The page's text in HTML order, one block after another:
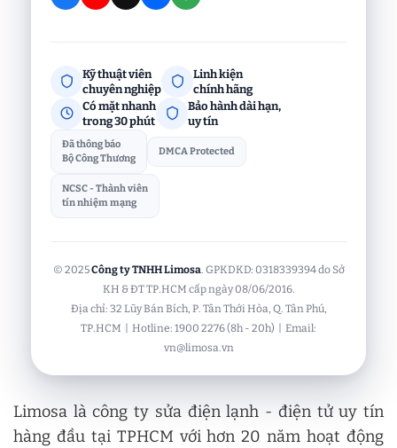
Kỹ thuật viên
chuyên nghiệp
Linh kiện
chính hãng
Có mặt nhanh
trong 30 phút
Bảo hành dài hạn,
uy tín
Đã thông báo
Bộ Công Thương
DMCA Protected
NCSC - Thành viên
tín nhiệm mạng
© 2025Công ty TNHH Limosa . GPKDKD: 0318339394 do Sở
KH & ĐT TP.HCM cấp ngày 08/06/2016.
Địa chỉ: 32 Lũy Bán Bích, P. Tân Thới Hòa, Q. Tân Phú,
TP.HCM | Hotline: 1900 2276 (8h - 20h) | Email:
vn@limosa.vn
Limosa là công ty sửa điện lạnh - điện tử uy tín
hàng đầu tại TPHCM với hơn 20 năm hoạt động